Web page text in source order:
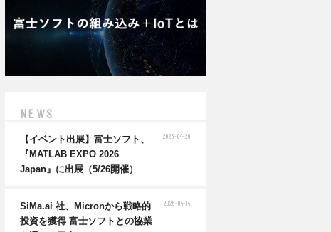
NEWS
【イベント出展】富士ソフト、
『MATLAB EXPO 2026
Japan』に出展（5/26開催）
2026-04-20
SiMa.ai 社、Micronから戦略的
投資を獲得 富士ソフトとの協業
2026-04-14